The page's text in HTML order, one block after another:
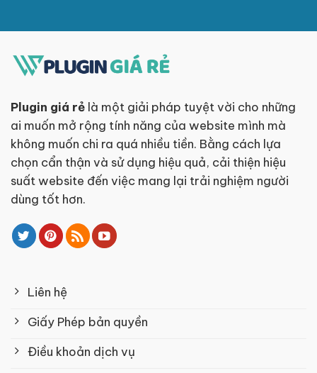
Plugin giá rẻ là một giải pháp tuyệt vời cho những
ai muốn mở rộng tính năng của website mình mà
không muốn chi ra quá nhiều tiền. Bằng cách lựa
chọn cẩn thận và sử dụng hiệu quả, cải thiện hiệu
suất website đến việc mang lại trải nghiệm người
dùng tốt hơn.
Liên hệ
Giấy Phép bản quyền
Điều khoản dịch vụ